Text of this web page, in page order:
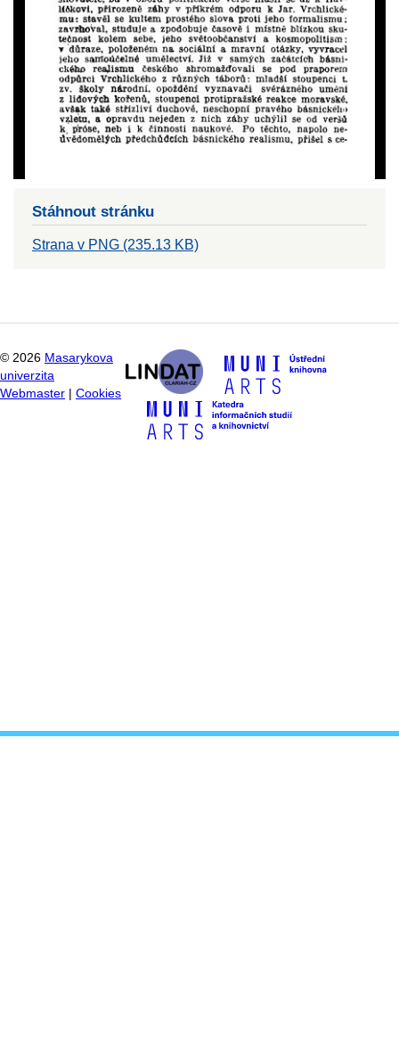
Stáhnout stránku
Strana v PNG (235.13 KB)
© 2026 Masarykova
univerzita
Webmaster
Cookies